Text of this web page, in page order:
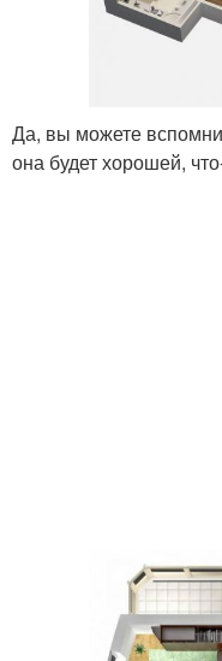
Да, вы можете
она будет хорошей,